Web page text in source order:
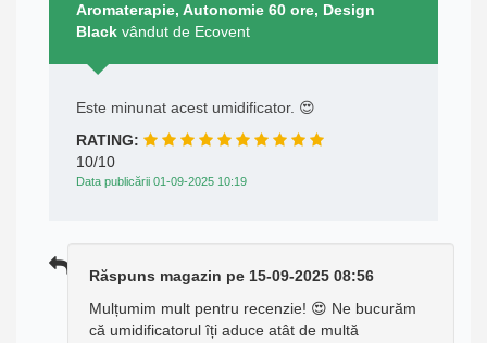
Aromaterapie, Autonomie 60 ore, Design
Black vândut de Ecovent
Este minunat acest umidificator. 😍
RATING:
10/10
Data publicării 01-09-2025 10:19
Răspuns magazin pe 15-09-2025 08:56
Mulțumim mult pentru recenzie! 😍 Ne bucurăm
că umidificatorul îți aduce atât de multă